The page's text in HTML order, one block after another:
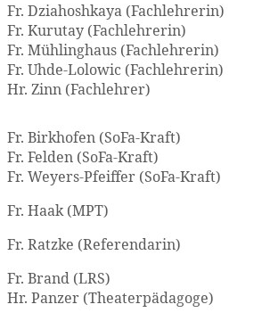
Fr. Dziahoshkaya (Fachlehrerin)
Fr. Kurutay (Fachlehrerin)
Fr. Mühlinghaus (Fachlehrerin)
Fr. Uhde-Lolowic (Fachlehrerin)
Hr. Zinn (Fachlehrer)
Fr. Birkhofen (SoFa-Kraft)
Fr. Felden (SoFa-Kraft)
Fr. Weyers-Pfeiffer (SoFa-Kraft)
Fr. Haak (MPT)
Fr. Ratzke (Referendarin)
Fr. Brand (LRS)
Hr. Panzer (Theaterpädagoge)